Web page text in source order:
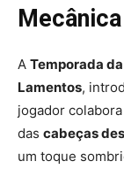
Mecânica
A Temporada
Lamentos,
jogador
das cabeças
um toque